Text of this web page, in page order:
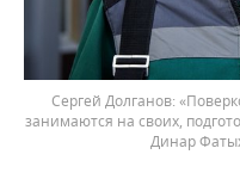
Сергей Долганов:
занимаются на своих,
Динар